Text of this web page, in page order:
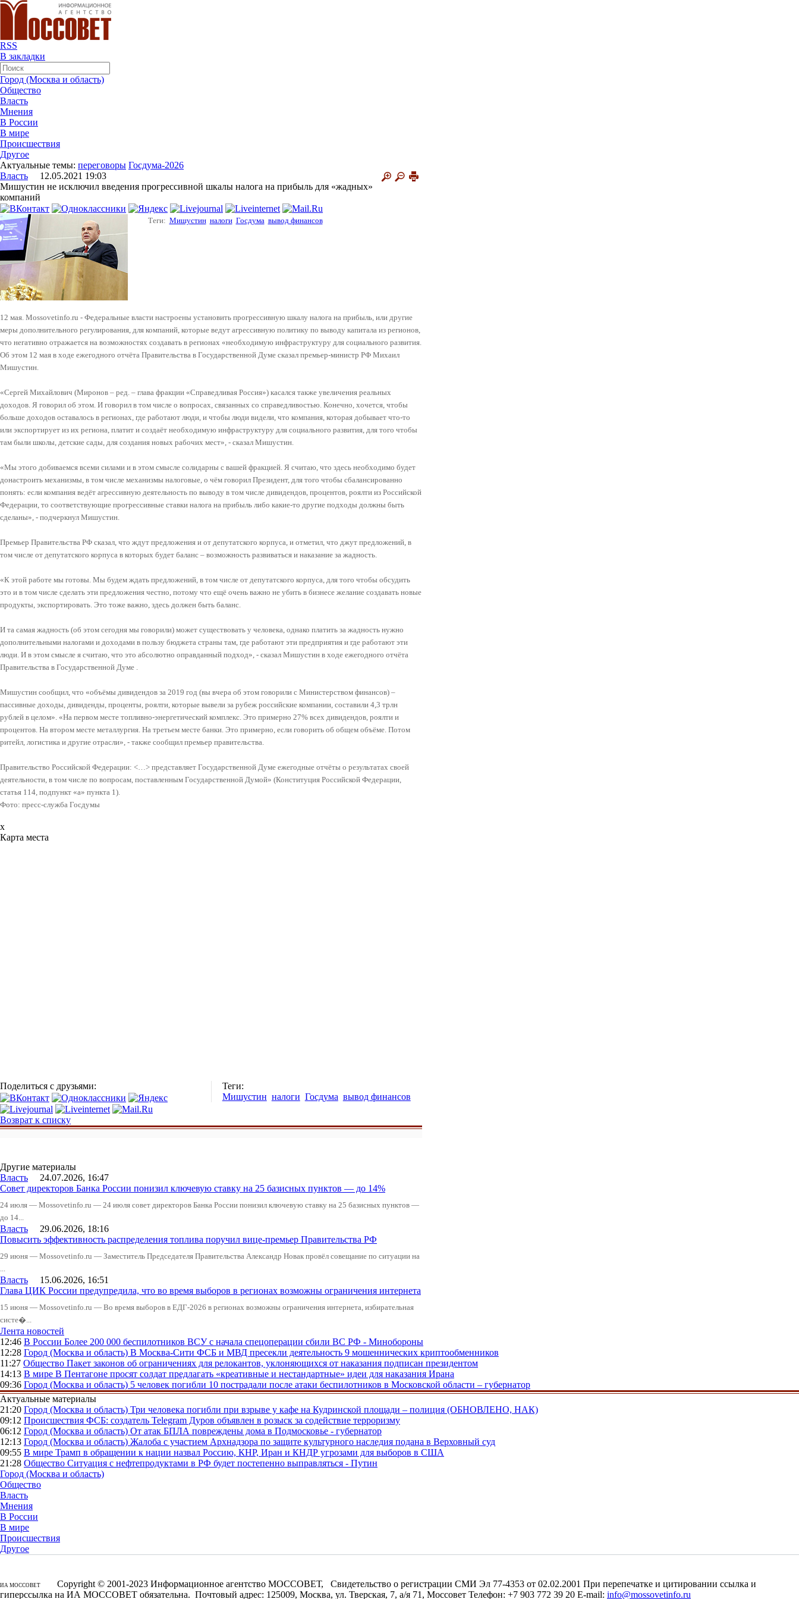
RSS
В закладки
Город (Москва и область)
Общество
Власть
Мнения
В России
В мире
Происшествия
Другое
Актуальные темы: переговоры Госдума-2026
Власть 12.05.2021 19:03
Мишустин не исключил введения прогрессивной шкалы налога на прибыль для «жадных»
компаний
Теги: Мишустин налоги Госдума вывод финансов
12 мая. Mossovetinfo.ru - Федеральные власти настроены установить прогрессивную шкалу налога на прибыль, или другие
меры дополнительного регулирования, для компаний, которые ведут агрессивную политику по выводу капитала из регионов,
что негативно отражается на возможностях создавать в регионах «необходимую инфраструктуру для социального развития.
Об этом 12 мая в ходе ежегодного отчёта Правительства в Государственной Думе сказал премьер-министр РФ Михаил
Мишустин.
«Сергей Михайлович (Миронов – ред. – глава фракции «Справедливая Россия») касался также увеличения реальных
доходов. Я говорил об этом. И говорил в том числе о вопросах, связанных со справедливостью. Конечно, хочется, чтобы
больше доходов оставалось в регионах, где работают люди, и чтобы люди видели, что компания, которая добывает что-то
или экспортирует из их региона, платит и создаёт необходимую инфраструктуру для социального развития, для того чтобы
там были школы, детские сады, для создания новых рабочих мест», - сказал Мишустин.
«Мы этого добиваемся всеми силами и в этом смысле солидарны с вашей фракцией. Я считаю, что здесь необходимо будет
донастроить механизмы, в том числе механизмы налоговые, о чём говорил Президент, для того чтобы сбалансированно
понять: если компания ведёт агрессивную деятельность по выводу в том числе дивидендов, процентов, роялти из Российской
Федерации, то соответствующие прогрессивные ставки налога на прибыль либо какие-то другие подходы должны быть
сделаны», - подчеркнул Мишустин.
Премьер Правительства РФ сказал, что ждут предложения и от депутатского корпуса, и отметил, что джут предложений, в
том числе от депутатского корпуса в которых будет баланс – возможность развиваться и наказание за жадность.
«К этой работе мы готовы. Мы будем ждать предложений, в том числе от депутатского корпуса, для того чтобы обсудить
это и в том числе сделать эти предложения честно, потому что ещё очень важно не убить в бизнесе желание создавать новые
продукты, экспортировать. Это тоже важно, здесь должен быть баланс.
И та самая жадность (об этом сегодня мы говорили) может существовать у человека, однако платить за жадность нужно
дополнительными налогами и доходами в пользу бюджета страны там, где работают эти предприятия и где работают эти
люди. И в этом смысле я считаю, что это абсолютно оправданный подход», - сказал Мишустин в ходе ежегодного отчёта
Правительства в Государственной Думе .
Мишустин сообщил, что «объёмы дивидендов за 2019 год (вы вчера об этом говорили с Министерством финансов) –
пассивные доходы, дивиденды, проценты, роялти, которые вывели за рубеж российские компании, составили 4,3 трлн
рублей в целом». «На первом месте топливно-энергетический комплекс. Это примерно 27% всех дивидендов, роялти и
процентов. На втором месте металлургия. На третьем месте банки. Это примерно, если говорить об общем объёме. Потом
ритейл, логистика и другие отрасли», - также сообщил премьер правительства.
Правительство Российской Федерации: <…> представляет Государственной Думе ежегодные отчёты о результатах своей
деятельности, в том числе по вопросам, поставленным Государственной Думой» (Конституция Российской Федерации,
статья 114, подпункт «а» пункта 1).
Фото: пресс-служба Госдумы
x
Карта места
Поделиться с друзьями:
Теги:
Мишустин налоги Госдума вывод финансов
Возврат к списку
Другие материалы
Власть 24.07.2026, 16:47
Совет директоров Банка России понизил ключевую ставку на 25 базисных пунктов — до 14%
24 июля — Mossovetinfo.ru — 24 июля совет директоров Банка России понизил ключевую ставку на 25 базисных пунктов —
до 14...
Власть 29.06.2026, 18:16
Повысить эффективность распределения топлива поручил вице-премьер Правительства РФ
29 июня — Mossovetinfo.ru — Заместитель Председателя Правительства Александр Новак провёл совещание по ситуации на
...
Власть 15.06.2026, 16:51
Глава ЦИК России предупредила, что во время выборов в регионах возможны ограничения интернета
15 июня — Mossovetinfo.ru — Во время выборов в ЕДГ-2026 в регионах возможны ограничения интернета, избирательная
систе�...
Лента новостей
12:46 В России Более 200 000 беспилотников ВСУ с начала спецоперации сбили ВС РФ - Минобороны
12:28 Город (Москва и область) В Москва-Сити ФСБ и МВД пресекли деятельность 9 мошеннических криптообменников
11:27 Общество Пакет законов об ограничениях для релокантов, уклоняющихся от наказания подписан президентом
14:13 В мире В Пентагоне просят солдат предлагать «креативные и нестандартные» идеи для наказания Ирана
09:36 Город (Москва и область) 5 человек погибли 10 пострадали после атаки беспилотников в Московской области – губернатор
Актуальные материалы
21:20 Город (Москва и область) Три человека погибли при взрыве у кафе на Кудринской площади – полиция (ОБНОВЛЕНО, НАК)
09:12 Происшествия ФСБ: создатель Telegram Дуров объявлен в розыск за содействие терроризму
06:12 Город (Москва и область) От атак БПЛА повреждены дома в Подмосковье - губернатор
12:13 Город (Москва и область) Жалоба с участием Архнадзора по защите культурного наследия подана в Верховный суд
09:55 В мире Трамп в обращении к нации назвал Россию, КНР, Иран и КНДР угрозами для выборов в США
21:28 Общество Ситуация с нефтепродуктами в РФ будет постепенно выправляться - Путин
Город (Москва и область)
Общество
Власть
Мнения
В России
В мире
Происшествия
Другое
ИА МОССОВЕТ
Copyright © 2001-2023 Информационное агентство МОССОВЕТ, Свидетельство о регистрации СМИ Эл 77-4353 от 02.02.2001 При перепечатке и цитировании ссылка и
гиперссылка на ИА МОССОВЕТ обязательна. Почтовый адрес: 125009, Москва, ул. Тверская, 7, а/я 71, Моссовет Телефон: +7 903 772 39 20 E-mail: info@mossovetinfo.ru